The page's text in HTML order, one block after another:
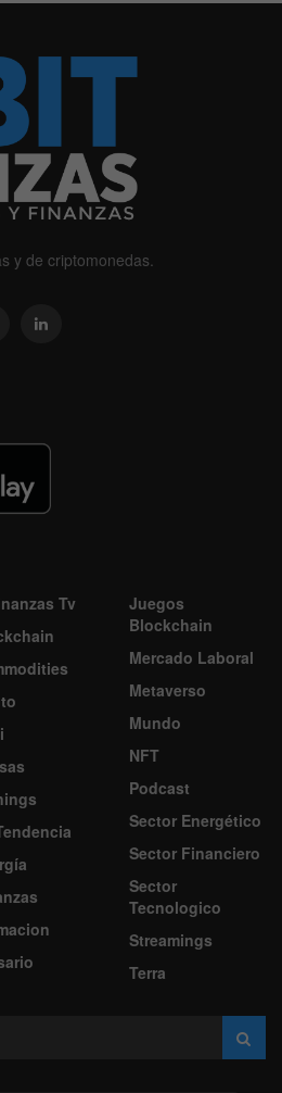
y de criptomonedas.
Tv
Juegos
Blockchain
Mercado Laboral
Metaverso
Mundo
NFT
Podcast
Sector Energético
Sector Financiero
Sector
Tecnologico
Streamings
Terra